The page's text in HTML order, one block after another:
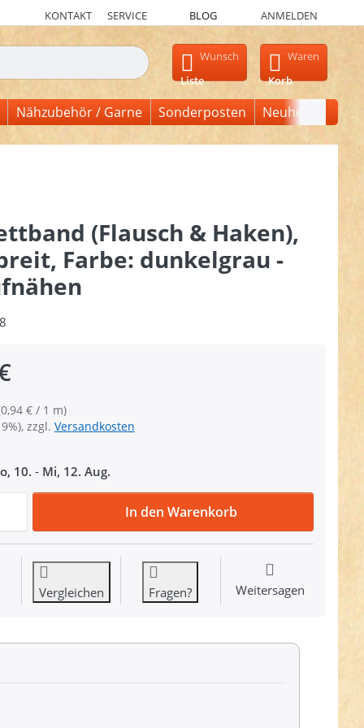
KONTAKT SERVICE BLOG ANMELDEN
erscheinen automatisch erste Ergebnisse. Drücken Sie die
Wunsch
Liste
Waren
Korb
Nähzubehör / Garne Sonderposten Neuheiten
(Flausch & Haken),
Farbe: dunkelgrau -
€ / 1 m)
zzgl. Versandkosten
10. - Mi, 12. Aug.
25m Klettband (Flausch & Haken), 50mm breit, Farbe:
In den Warenkorb
Vergleichen Fragen? Weitersagen